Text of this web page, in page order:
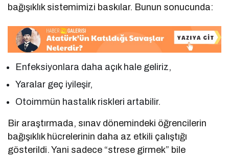
bağışıklık sistemimizi baskılar. Bunun sonucunda:
Enfeksiyonlara daha açık hale geliriz,
Yaralar geç iyileşir,
Otoimmün hastalık riskleri artabilir.
Bir araştırmada, sınav dönemindeki öğrencilerin
bağışıklık hücrelerinin daha az etkili çalıştığı
gösterildi. Yani sadece “strese girmek” bile